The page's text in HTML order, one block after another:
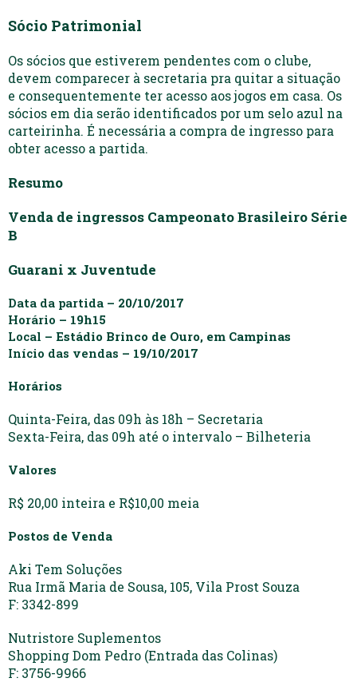
Sócio Patrimonial
Os sócios que estiverem pendentes com o clube,
devem comparecer à secretaria pra quitar a situação
e consequentemente ter acesso aos jogos em casa. Os
sócios em dia serão identificados por um selo azul na
carteirinha. É necessária a compra de ingresso para
obter acesso a partida.
Resumo
Venda de ingressos Campeonato Brasileiro Série
B
Guarani x Juventude
Data da partida – 20/10/2017
Horário – 19h15
Local – Estádio Brinco de Ouro, em Campinas
Início das vendas – 19/10/2017
Horários
Quinta-Feira, das 09h às 18h – Secretaria
Sexta-Feira, das 09h até o intervalo – Bilheteria
Valores
R$ 20,00 inteira e R$10,00 meia
Postos de Venda
Aki Tem Soluções
Rua Irmã Maria de Sousa, 105, Vila Prost Souza
F: 3342-899
Nutristore Suplementos
Shopping Dom Pedro (Entrada das Colinas)
F: 3756-9966